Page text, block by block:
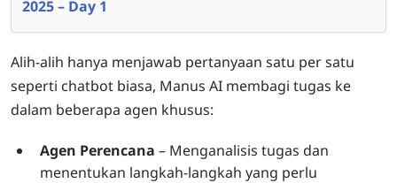
2025 – Day 1
Alih-alih hanya menjawab pertanyaan satu per satu
seperti chatbot biasa, Manus AI membagi tugas ke
dalam beberapa agen khusus:
Agen Perencana – Menganalisis tugas dan
menentukan langkah-langkah yang perlu